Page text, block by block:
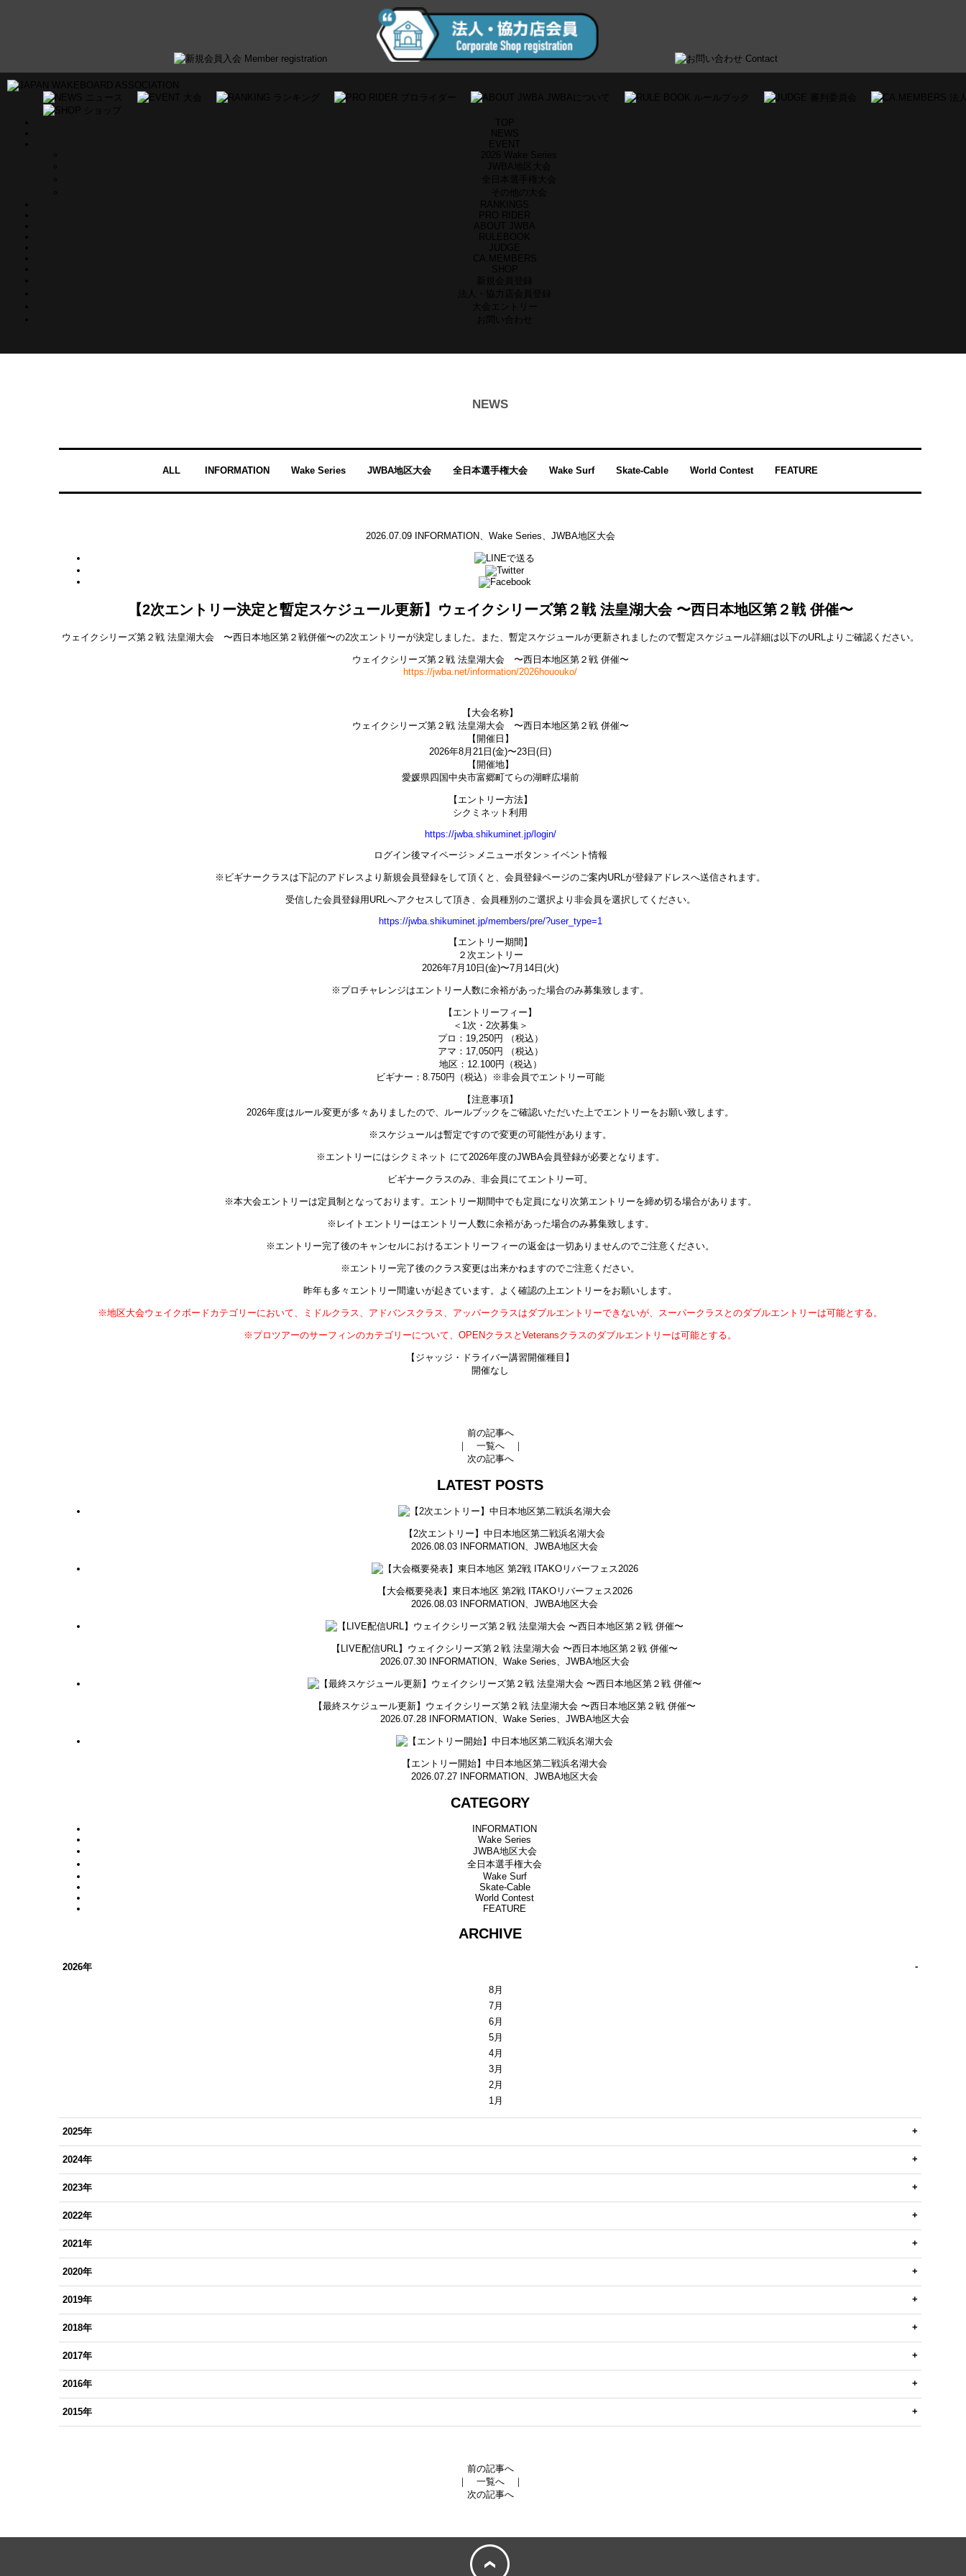
NEWS
ALL INFORMATION Wake Series JWBA地区大会 全日本選手権大会 Wake Surf Skate-Cable World Contest FEATURE
2026.07.09 INFORMATION、 Wake Series、 JWBA地区大会
【2次エントリー決定と暫定スケジュール更新】ウェイクシリーズ第２戦 法皇湖大会 〜西日本地区第２戦 併催〜
ウェイクシリーズ第２戦 法皇湖大会 〜西日本地区第２戦併催〜の2次エントリーが決定しました。また、暫定スケジュールが更新されましたので暫定スケジュール詳細は以下のURLよりご確認ください。
ウェイクシリーズ第２戦 法皇湖大会 〜西日本地区第２戦 併催〜
https://jwba.net/information/2026hououko/
【大会名称】
ウェイクシリーズ第２戦 法皇湖大会 〜西日本地区第２戦 併催〜
【開催日】
2026年8月21日(金)〜23日(日)
【開催地】
愛媛県四国中央市富郷町てらの湖畔広場前
【エントリー方法】
シクミネット利用
https://jwba.shikuminet.jp/login/
ログイン後マイページ＞メニューボタン＞イベント情報
※ビギナークラスは下記のアドレスより新規会員登録をして頂くと、会員登録ページのご案内URLが登録アドレスへ送信されます。
受信した会員登録用URLへアクセスして頂き、会員種別のご選択より非会員を選択してください。
https://jwba.shikuminet.jp/members/pre/?user_type=1
【エントリー期間】
２次エントリー
2026年7月10日(金)〜7月14日(火)
※プロチャレンジはエントリー人数に余裕があった場合のみ募集致します。
【エントリーフィー】
＜1次・2次募集＞
プロ：19,250円 （税込）
アマ：17,050円 （税込）
地区：12.100円（税込）
ビギナー：8.750円（税込）※非会員でエントリー可能
【注意事項】
2026年度はルール変更が多々ありましたので、ルールブックをご確認いただいた上でエントリーをお願い致します。
※スケジュールは暫定ですので変更の可能性があります。
※エントリーにはシクミネット にて2026年度のJWBA会員登録が必要となります。
ビギナークラスのみ、非会員にてエントリー可。
※本大会エントリーは定員制となっております。エントリー期間中でも定員になり次第エントリーを締め切る場合があります。
※レイトエントリーはエントリー人数に余裕があった場合のみ募集致します。
※エントリー完了後のキャンセルにおけるエントリーフィーの返金は一切ありませんのでご注意ください。
※エントリー完了後のクラス変更は出来かねますのでご注意ください。
昨年も多々エントリー間違いが起きています。よく確認の上エントリーをお願いします。
※地区大会ウェイクボードカテゴリーにおいて、ミドルクラス、アドバンスクラス、アッパークラスはダブルエントリーできないが、スーパークラスとのダブルエントリーは可能とする。
※プロツアーのサーフィンのカテゴリーについて、OPENクラスとVeteransクラスのダブルエントリーは可能とする。
【ジャッジ・ドライバー講習開催種目】
開催なし
前の記事へ
｜ 一覧へ｜
次の記事へ
LATEST POSTS
【2次エントリー】中日本地区第二戦浜名湖大会
2026.08.03
INFORMATION、 JWBA地区大会
【大会概要発表】東日本地区 第2戦 ITAKOリバーフェス2026
2026.08.03
INFORMATION、 JWBA地区大会
【LIVE配信URL】ウェイクシリーズ第２戦 法皇湖大会 〜西日本地区第２戦 併催〜
2026.07.30
INFORMATION、 Wake Series、 JWBA地区大会
【最終スケジュール更新】ウェイクシリーズ第２戦 法皇湖大会 〜西日本地区第２戦 併催〜
2026.07.28
INFORMATION、 Wake Series、 JWBA地区大会
【エントリー開始】中日本地区第二戦浜名湖大会
2026.07.27
INFORMATION、 JWBA地区大会
CATEGORY
INFORMATION
Wake Series
JWBA地区大会
全日本選手権大会
Wake Surf
Skate-Cable
World Contest
FEATURE
ARCHIVE
2026年
8月
7月
6月
5月
4月
3月
2月
1月
2025年
2024年
2023年
2022年
2021年
2020年
2019年
2018年
2017年
2016年
2015年
前の記事へ
｜ 一覧へ｜
次の記事へ